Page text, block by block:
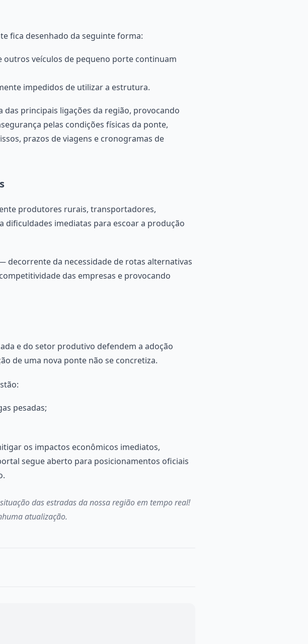
fica desenhado da seguinte forma:
outros veículos de pequeno porte continuam
impedidos de utilizar a estrutura.
principais ligações da região, provocando
pelas condições físicas da ponte,
prazos de viagens e cronogramas de
produtores rurais, transportadores,
dificuldades imediatas para escoar a produção
decorrente da necessidade de rotas alternativas
das empresas e provocando
e do setor produtivo defendem a adoção
de uma nova ponte não se concretiza.
pesadas;
os impactos econômicos imediatos,
segue aberto para posicionamentos oficiais
das estradas da nossa região em tempo real!
atualização.